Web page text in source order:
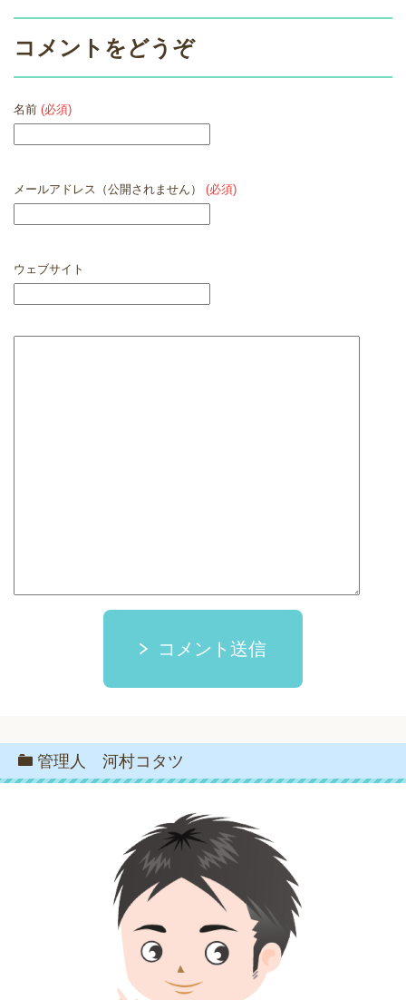
コメントをどうぞ
名前 (必須)
メールアドレス（公開されません） (必須)
ウェブサイト
コメント送信
管理人 河村コタツ